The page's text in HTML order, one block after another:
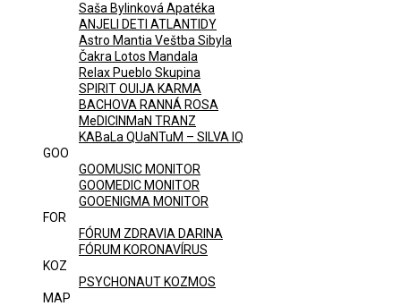
Saša Bylinková Apatéka
ANJELI DETI ATLANTIDY
Astro Mantia Veštba Sibyla
Čakra Lotos Mandala
Relax Pueblo Skupina
SPIRIT OUIJA KARMA
BACHOVA RANNÁ ROSA
MeDICINMaN TRANZ
KABaLa QUaNTuM – SILVA IQ
GOO
GOOMUSIC MONITOR
GOOMEDIC MONITOR
GOOENIGMA MONITOR
FOR
FÓRUM ZDRAVIA DARINA
FÓRUM KORONAVÍRUS
KOZ
PSYCHONAUT KOZMOS
MAP